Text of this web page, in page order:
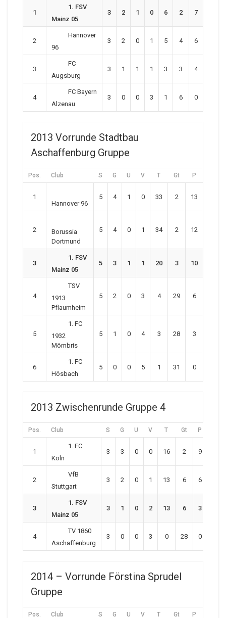
1
1. FSV
Mainz 05
3 2 1 0 6 2 7
2
Hannover
96
3 2 0 1 5 4 6
3
FC
Augsburg
3 1 1 1 3 3 4
4
FC Bayern
Alzenau
3 0 0 3 1 6 0
2013 Vorrunde Stadtbau
Aschaffenburg Gruppe
Pos. Club S G U V T Gt P
1
Hannover 96
5 4 1 0 33 2 13
2
Borussia
Dortmund
5 4 0 1 34 2 12
3
1. FSV
Mainz 05
5 3 1 1 20 3 10
4
TSV
1913
Pflaumheim
5 2 0 3 4 29 6
5
1. FC
1932
Mömbris
5 1 0 4 3 28 3
6
1. FC
Hösbach
5 0 0 5 1 31 0
2013 Zwischenrunde Gruppe 4
Pos. Club S G U V T Gt P
1
1. FC
Köln
3 3 0 0 16 2 9
2
VfB
Stuttgart
3 2 0 1 13 6 6
3
1. FSV
Mainz 05
3 1 0 2 13 6 3
4
TV 1860
Aschaffenburg
3 0 0 3 0 28 0
2014 – Vorrunde Förstina Sprudel
Gruppe
Pos. Club S G U V T Gt P